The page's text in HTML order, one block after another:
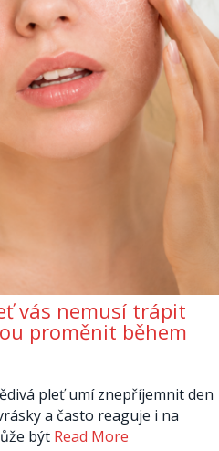
vás nemusí trápit
proměnit během
pleť umí znepříjemnit den
a často reaguje i na
být Read More